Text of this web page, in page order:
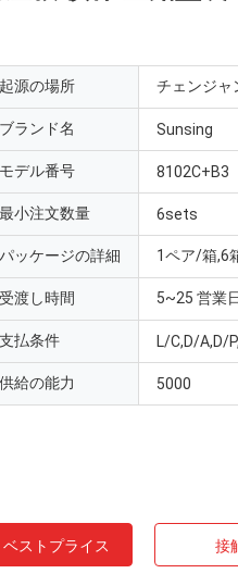
起源の場所 チェンジャ
ブランド名 Sunsing
モデル番号 8102C+B3
最小注文数量 6sets
パッケージの詳細 1ペア/箱,6
受渡し時間 5~25 営業
支払条件 L/C,D/A,D/
供給の能力 5000
ベストプライス 接